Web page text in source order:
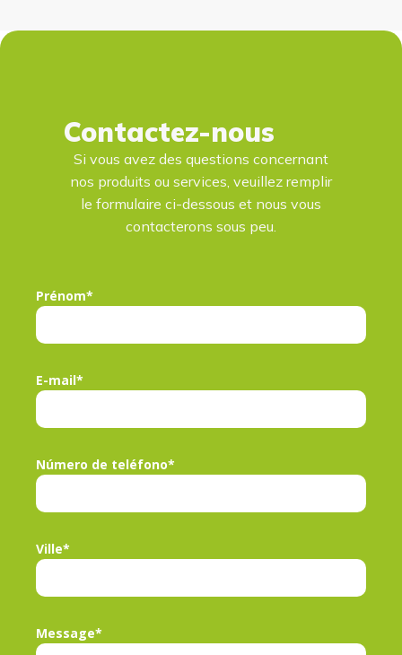
Contactez-nous
Si vous avez des questions concernant
nos produits ou services, veuillez remplir
le formulaire ci-dessous et nous vous
contacterons sous peu.
Prénom*
E-mail*
Número de teléfono*
Ville*
Message*